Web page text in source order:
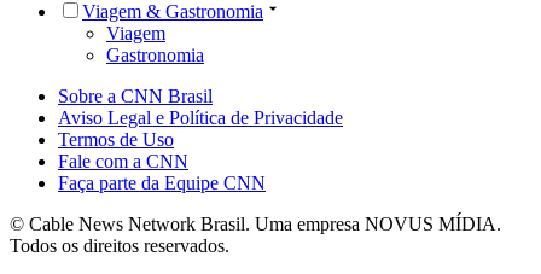
Viagem & Gastronomia
Viagem
Gastronomia
Sobre a CNN Brasil
Aviso Legal e Política de Privacidade
Termos de Uso
Fale com a CNN
Faça parte da Equipe CNN
© Cable News Network Brasil. Uma empresa NOVUS MÍDIA.
Todos os direitos reservados.